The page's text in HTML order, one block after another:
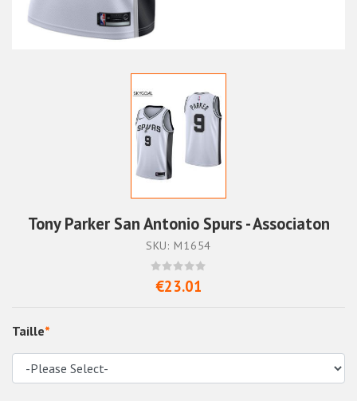
Tony Parker San Antonio Spurs - Associaton
SKU: M1654
€23.01
Taille*